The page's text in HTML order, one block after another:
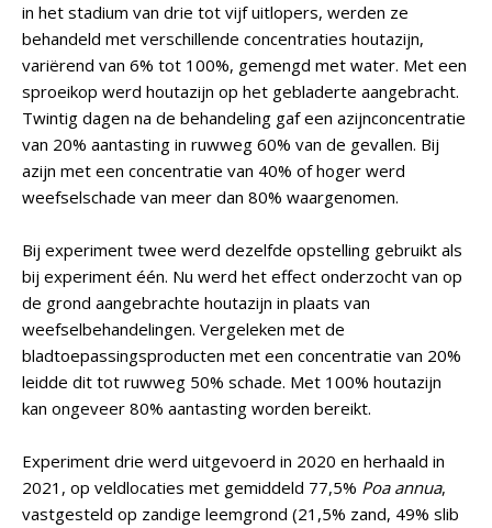
in het stadium van drie tot vijf uitlopers, werden ze
behandeld met verschillende concentraties houtazijn,
variërend van 6% tot 100%, gemengd met water. Met een
sproeikop werd houtazijn op het gebladerte aangebracht.
Twintig dagen na de behandeling gaf een azijnconcentratie
van 20% aantasting in ruwweg 60% van de gevallen. Bij
azijn met een concentratie van 40% of hoger werd
weefselschade van meer dan 80% waargenomen.
Bij experiment twee werd dezelfde opstelling gebruikt als
bij experiment één. Nu werd het effect onderzocht van op
de grond aangebrachte houtazijn in plaats van
weefselbehandelingen. Vergeleken met de
bladtoepassingsproducten met een concentratie van 20%
leidde dit tot ruwweg 50% schade. Met 100% houtazijn
kan ongeveer 80% aantasting worden bereikt.
Experiment drie werd uitgevoerd in 2020 en herhaald in
2021, op veldlocaties met gemiddeld 77,5% Poa annua,
vastgesteld op zandige leemgrond (21,5% zand, 49% slib